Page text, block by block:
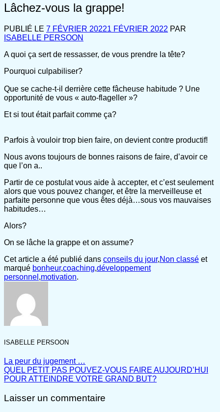
Lâchez-vous la grappe!
PUBLIÉ LE 7 FÉVRIER 20221 FÉVRIER 2022 PAR
ISABELLE PERSOON
A quoi ça sert de ressasser, de vous prendre la tête?
Pourquoi culpabiliser?
Que se cache-t-il derrière cette fâcheuse habitude ? Une
opportunité de vous « auto-flageller »?
Et si tout était parfait comme ça?
Parfois à vouloir trop bien faire, on devient contre productif!
Nous avons toujours de bonnes raisons de faire, d’avoir ce
que l’on a..
Partir de ce postulat vous aide à accepter, et c’est seulement
alors que vous pouvez changer, et être la merveilleuse et
parfaite personne que vous êtes déjà…sous vos mauvaises
habitudes…
Alors?
On se lâche la grappe et on assume?
Cet article a été publié dans conseils du jour,Non classé et
marqué bonheur,coaching,développement
personnel ,motivation.
ISABELLE PERSOON
La peur du jugement …
QUEL PETIT PAS POUVEZ-VOUS FAIRE AUJOURD’HUI
POUR ATTEINDRE VOTRE GRAND BUT?
Laisser un commentaire